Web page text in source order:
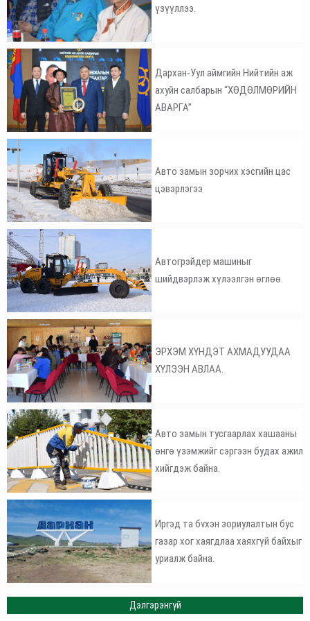
үзүүллээ.
Дархан-Уул аймгийн Нийтийн аж
ахуйн салбарын “ХӨДӨЛМӨРИЙН
АВАРГА”
Авто замын зорчих хэсгийн цас
цэвэрлэгээ
Автогрэйдер машиныг
шийдвэрлэж хүлээлгэн өглөө.
ЭРХЭМ ХҮНДЭТ АХМАДУУДАА
ХҮЛЭЭН АВЛАА.
Авто замын тусгаарлах хашааны
өнгө үзэмжийг сэргээн будах ажил
хийгдэж байна.
Иргэд та бvхэн зориулалтын бус
газар хог хаягдлаа хаяхгүй байхыг
уриалж байна.
Дэлгэрэнгүй